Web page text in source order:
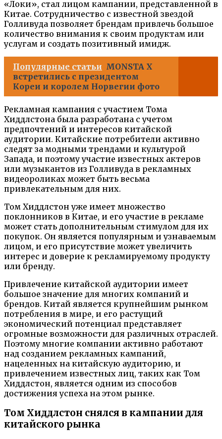
«Локи», стал лицом кампании, представленной в
Китае. Сотрудничество с известной звездой
Голливуда позволяет брендам привлечь большое
количество внимания к своим продуктам или
услугам и создать позитивный имидж.
Популярные статьи MONSTA X
встретились с президентом
Кореи и королем Норвегии фото
Рекламная кампания с участием Тома
Хиддлстона была разработана с учетом
предпочтений и интересов китайской
аудитории. Китайские потребители активно
следят за модными трендами и культурой
Запада, и поэтому участие известных актеров
или музыкантов из Голливуда в рекламных
видеороликах может быть весьма
привлекательным для них.
Том Хиддлстон уже имеет множество
поклонников в Китае, и его участие в рекламе
может стать дополнительным стимулом для их
покупок. Он является популярным и узнаваемым
лицом, и его присутствие может увеличить
интерес и доверие к рекламируемому продукту
или бренду.
Привлечение китайской аудитории имеет
большое значение для многих компаний и
брендов. Китай является крупнейшим рынком
потребления в мире, и его растущий
экономический потенциал представляет
огромные возможности для различных отраслей.
Поэтому многие компании активно работают
над созданием рекламных кампаний,
нацеленных на китайскую аудиторию, и
привлечением известных лиц, таких как Том
Хиддлстон, является одним из способов
достижения успеха на этом рынке.
Том Хиддлстон снялся в кампании для
китайского рынка